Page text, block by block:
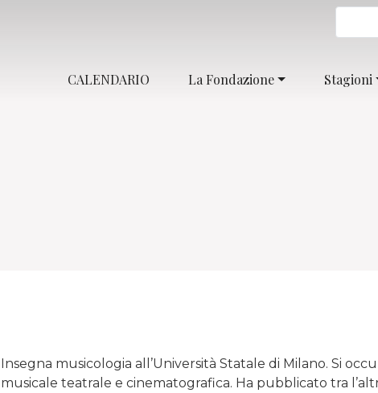
CALENDARIO La Fondazione Stagioni
Insegna musicologia all’Università Statale di Milano. Si
musicale teatrale e cinematografica. Ha pubblicato tra